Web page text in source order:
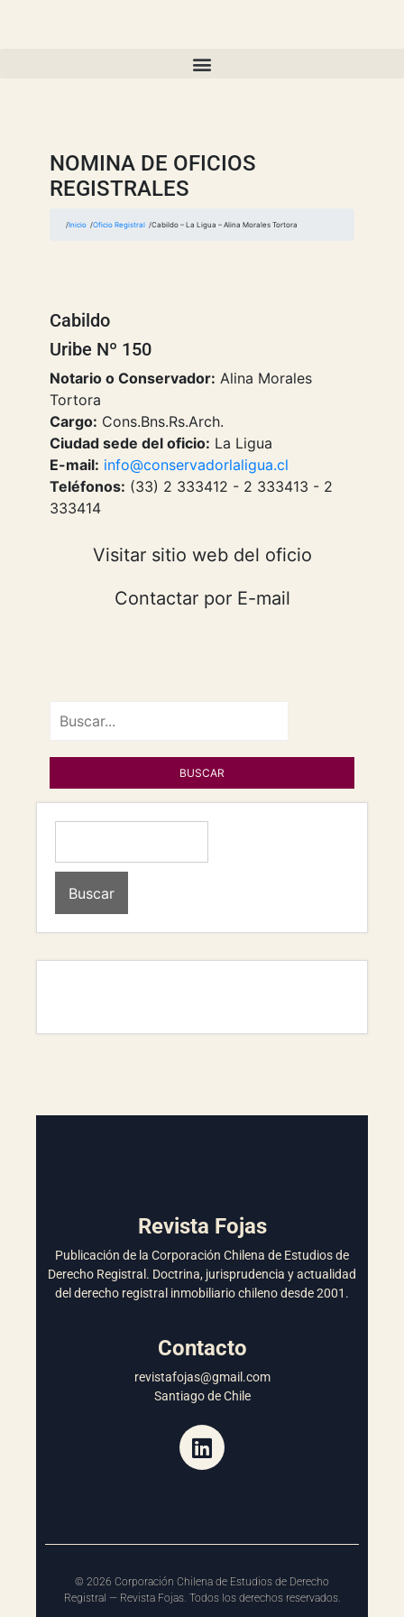
NOMINA DE OFICIOS
REGISTRALES
Inicio Oficio Registral Cabildo – La Ligua – Alina Morales Tortora
Cabildo
Uribe Nº 150
Notario o Conservador: Alina Morales
Tortora
Cargo: Cons.Bns.Rs.Arch.
Ciudad sede del oficio: La Ligua
E-mail: info@conservadorlaligua.cl
Teléfonos: (33) 2 333412 - 2 333413 - 2
333414
Visitar sitio web del oficio
Contactar por E-mail
Buscar
Revista Fojas
Publicación de la Corporación Chilena de Estudios de
Derecho Registral. Doctrina, jurisprudencia y actualidad
del derecho registral inmobiliario chileno desde 2001.
Contacto
revistafojas@gmail.com
Santiago de Chile
© 2026 Corporación Chilena de Estudios de Derecho
Registral — Revista Fojas. Todos los derechos reservados.